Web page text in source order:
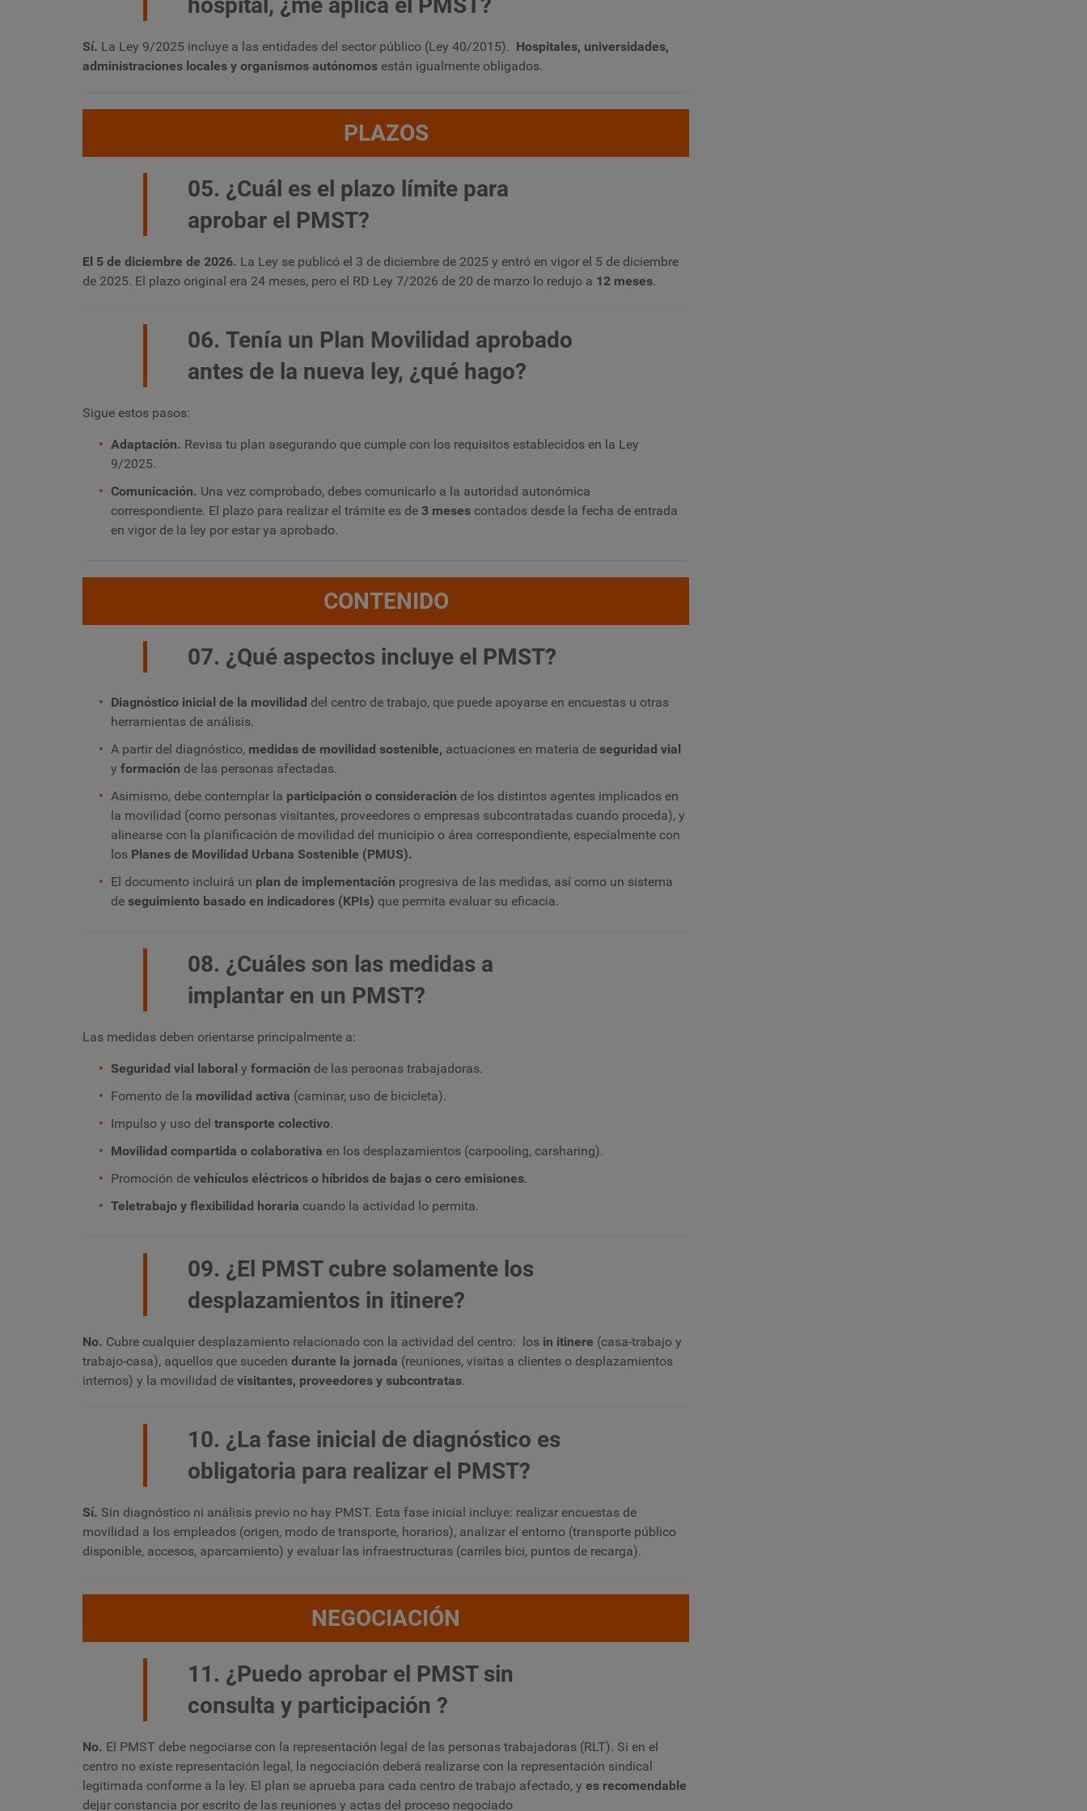
Sí. La Ley 9/2025 incluye a las entidades del sector público (Ley 40/2015). Hospitales, universidades,
administraciones locales y organismos autónomos están igualmente obligados.
PLAZOS
05. ¿Cuál es el plazo límite para
aprobar el PMST?
El 5 de diciembre de 2026. La Ley se publicó el 3 de diciembre de 2025 y entró en vigor el 5 de diciembre
de 2025. El plazo original era 24 meses, pero el RD Ley 7/2026 de 20 de marzo lo redujo a 12 meses.
06. Tenía un Plan Movilidad aprobado
antes de la nueva ley, ¿qué hago?
Sigue estos pasos:
Adaptación. Revisa tu plan asegurando que cumple con los requisitos establecidos en la Ley
9/2025.
Comunicación. Una vez comprobado, debes comunicarlo a la autoridad autonómica
correspondiente. El plazo para realizar el trámite es de 3 meses contados desde la fecha de entrada
en vigor de la ley por estar ya aprobado.
CONTENIDO
07. ¿Qué aspectos incluye el PMST?
Diagnóstico inicial de la movilidad del centro de trabajo, que puede apoyarse en encuestas u otras
herramientas de análisis.
A partir del diagnóstico, medidas de movilidad sostenible, actuaciones en materia de seguridad vial
y formación de las personas afectadas.
Asimismo, debe contemplar la participación o consideración de los distintos agentes implicados en
la movilidad (como personas visitantes, proveedores o empresas subcontratadas cuando proceda), y
alinearse con la planificación de movilidad del municipio o área correspondiente, especialmente con
los Planes de Movilidad Urbana Sostenible (PMUS).
El documento incluirá un plan de implementación progresiva de las medidas, así como un sistema
de seguimiento basado en indicadores (KPIs) que permita evaluar su eficacia.
08. ¿Cuáles son las medidas a
implantar en un PMST?
Las medidas deben orientarse principalmente a:
Seguridad vial laboral y formación de las personas trabajadoras.
Fomento de la movilidad activa (caminar, uso de bicicleta).
Impulso y uso del transporte colectivo.
Movilidad compartida o colaborativa en los desplazamientos (carpooling, carsharing).
Promoción de vehículos eléctricos o híbridos de bajas o cero emisiones.
Teletrabajo y flexibilidad horaria cuando la actividad lo permita.
09. ¿El PMST cubre solamente los
desplazamientos in itinere?
No. Cubre cualquier desplazamiento relacionado con la actividad del centro: los in itinere (casa-trabajo y
trabajo-casa), aquellos que suceden durante la jornada (reuniones, visitas a clientes o desplazamientos
internos) y la movilidad de visitantes, proveedores y subcontratas.
10. ¿La fase inicial de diagnóstico es
obligatoria para realizar el PMST?
Sí. Sin diagnóstico ni análisis previo no hay PMST. Esta fase inicial incluye: realizar encuestas de
movilidad a los empleados (origen, modo de transporte, horarios), analizar el entorno (transporte público
disponible, accesos, aparcamiento) y evaluar las infraestructuras (carriles bici, puntos de recarga).
NEGOCIACIÓN
11. ¿Puedo aprobar el PMST sin
consulta y participación ?
No. El PMST debe negociarse con la representación legal de las personas trabajadoras (RLT). Si en el
centro no existe representación legal, la negociación deberá realizarse con la representación sindical
legitimada conforme a la ley. El plan se aprueba para cada centro de trabajo afectado, y es recomendable
dejar constancia por escrito de las reuniones y actas del proceso negociado